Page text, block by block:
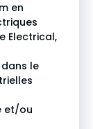
en
Electrical,
le
et/ou